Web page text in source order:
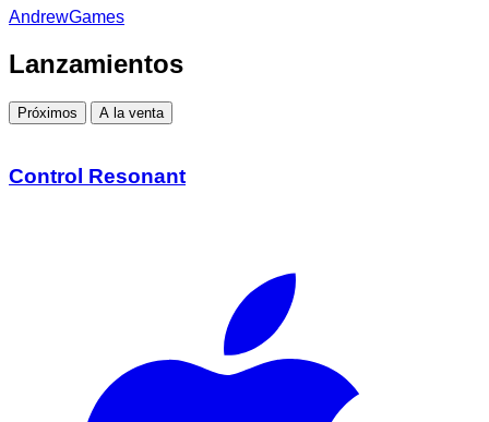
AndrewGames
Lanzamientos
Próximos A la venta
Control Resonant